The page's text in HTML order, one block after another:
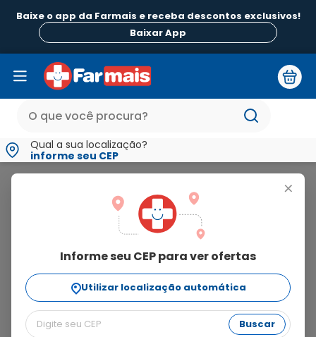
Baixe o app da Farmais e receba descontos exclusivos!
Baixar App
Qual a sua localização?
informe seu CEP
+
Informe seu CEP para ver ofertas
Utilizar localização automática
Buscar
amamente
Ordenar Por
relevância